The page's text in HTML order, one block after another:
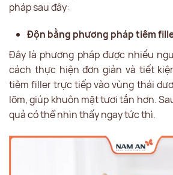
pháp sau đây:
Độn bằng phương pháp tiêm
Đây là phương pháp được nhiều
cách thực hiện đơn giản và tiết
tiêm filler trực tiếp vào vùng thái
lõm, giúp khuôn mặt tươi tắn hơn.
quả có thể nhìn thấy ngay tức thì.